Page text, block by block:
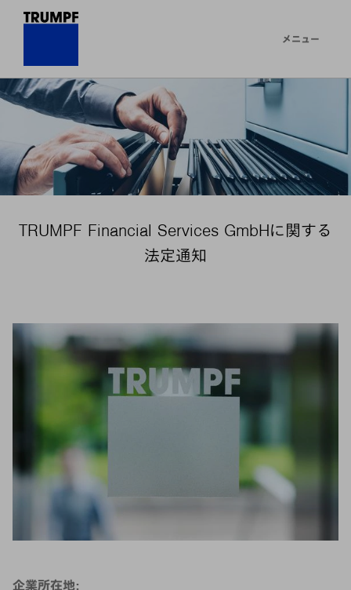
メニュー
TRUMPF Financial Services GmbHに関する
法定通知
企業所在地: